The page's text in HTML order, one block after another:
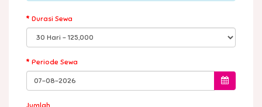
Durasi Sewa
Periode Sewa
Jumlah